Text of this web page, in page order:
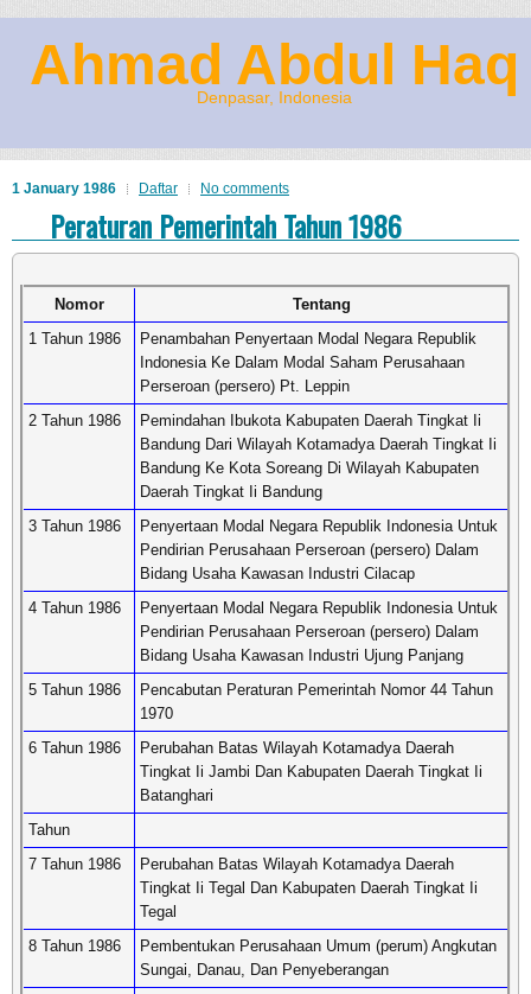
Ahmad Abdul Haq
Denpasar, Indonesia
1 January 1986 Daftar No comments
Peraturan Pemerintah Tahun 1986
Nomor
Tentang
1 Tahun 1986
Penambahan Penyertaan Modal Negara Republik
Indonesia Ke Dalam Modal Saham Perusahaan
Perseroan (persero) Pt. Leppin
2 Tahun 1986
Pemindahan Ibukota Kabupaten Daerah Tingkat Ii
Bandung Dari Wilayah Kotamadya Daerah Tingkat Ii
Bandung Ke Kota Soreang Di Wilayah Kabupaten
Daerah Tingkat Ii Bandung
3 Tahun 1986
Penyertaan Modal Negara Republik Indonesia Untuk
Pendirian Perusahaan Perseroan (persero) Dalam
Bidang Usaha Kawasan Industri Cilacap
4 Tahun 1986
Penyertaan Modal Negara Republik Indonesia Untuk
Pendirian Perusahaan Perseroan (persero) Dalam
Bidang Usaha Kawasan Industri Ujung Panjang
5 Tahun 1986
Pencabutan Peraturan Pemerintah Nomor 44 Tahun
1970
6 Tahun 1986
Perubahan Batas Wilayah Kotamadya Daerah
Tingkat Ii Jambi Dan Kabupaten Daerah Tingkat Ii
Batanghari
Tahun
7 Tahun 1986
Perubahan Batas Wilayah Kotamadya Daerah
Tingkat Ii Tegal Dan Kabupaten Daerah Tingkat Ii
Tegal
8 Tahun 1986
Pembentukan Perusahaan Umum (perum) Angkutan
Sungai, Danau, Dan Penyeberangan